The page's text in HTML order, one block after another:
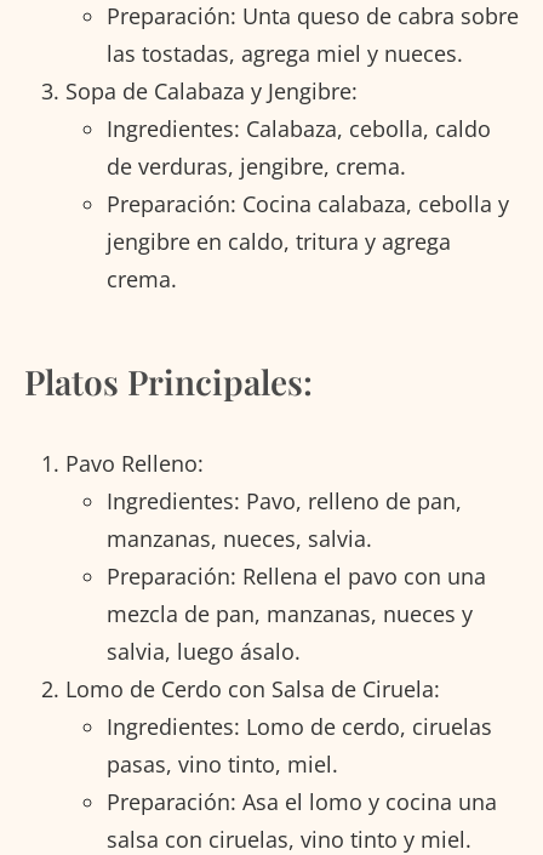
Preparación: Unta queso de cabra sobre
las tostadas, agrega miel y nueces.
Sopa de Calabaza y Jengibre:
Ingredientes: Calabaza, cebolla, caldo
de verduras, jengibre, crema.
Preparación: Cocina calabaza, cebolla y
jengibre en caldo, tritura y agrega
crema.
Platos Principales:
Pavo Relleno:
Ingredientes: Pavo, relleno de pan,
manzanas, nueces, salvia.
Preparación: Rellena el pavo con una
mezcla de pan, manzanas, nueces y
salvia, luego ásalo.
Lomo de Cerdo con Salsa de Ciruela:
Ingredientes: Lomo de cerdo, ciruelas
pasas, vino tinto, miel.
Preparación: Asa el lomo y cocina una
salsa con ciruelas, vino tinto y miel.